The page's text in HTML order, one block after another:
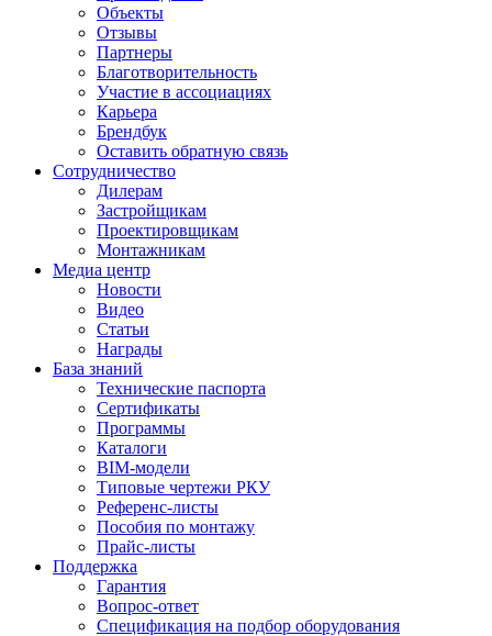
Объекты
Отзывы
Партнеры
Благотворительность
Участие в ассоциациях
Карьера
Брендбук
Оставить обратную связь
Сотрудничество
Дилерам
Застройщикам
Проектировщикам
Монтажникам
Медиа центр
Новости
Видео
Статьи
Награды
База знаний
Технические паспорта
Сертификаты
Программы
Каталоги
BIM-модели
Типовые чертежи РКУ
Референс-листы
Пособия по монтажу
Прайс-листы
Поддержка
Гарантия
Вопрос-ответ
Спецификация на подбор оборудования